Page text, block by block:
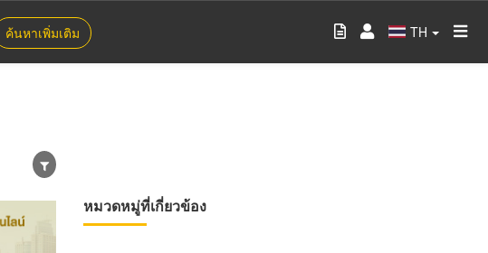
ค้นหาเพิ่มเติม TH
หมวดหมู่ที่เกี่ยวข้อง